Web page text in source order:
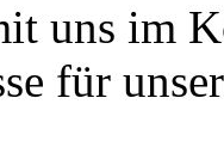
uns im
für